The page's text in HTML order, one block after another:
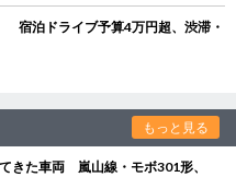
宿泊ドライブ予算4万円超、渋滞・
もっと見る
きた車両 嵐山線・モボ301形、